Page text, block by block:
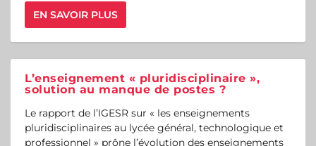
EN SAVOIR PLUS
L’enseignement « pluridisciplinaire »,
solution au manque de postes ?
Le rapport de l’IGESR sur « les enseignements
pluridisciplinaires au lycée général, technologique et
professionnel » prône l’évolution des enseignements